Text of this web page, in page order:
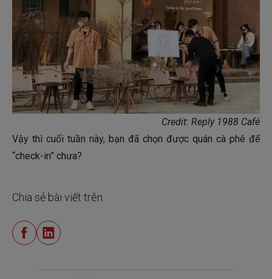
Credit: Reply 1988 Café
Vậy thì cuối tuần này, bạn đã chọn được quán cà phê để
“check-in” chưa?
Chia sẻ bài viết trên